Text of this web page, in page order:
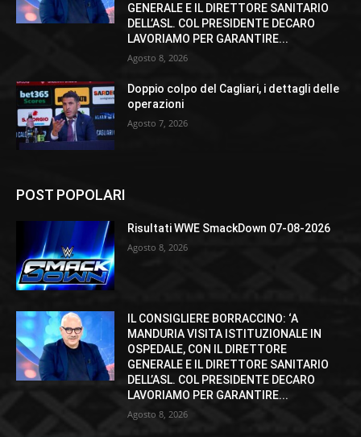
GENERALE E IL DIRETTORE SANITARIO
DELL’ASL. COL PRESIDENTE DECARO
LAVORIAMO PER GARANTIRE...
Agosto 8, 2026
Doppio colpo del Cagliari, i dettagli delle
operazioni
Agosto 7, 2026
POST POPOLARI
Risultati WWE SmackDown 07-08-2026
Agosto 8, 2026
IL CONSIGLIERE BORRACCINO: ‘A
MANDURIA VISITA ISTITUZIONALE IN
OSPEDALE, CON IL DIRETTORE
GENERALE E IL DIRETTORE SANITARIO
DELL’ASL. COL PRESIDENTE DECARO
LAVORIAMO PER GARANTIRE...
Agosto 8, 2026